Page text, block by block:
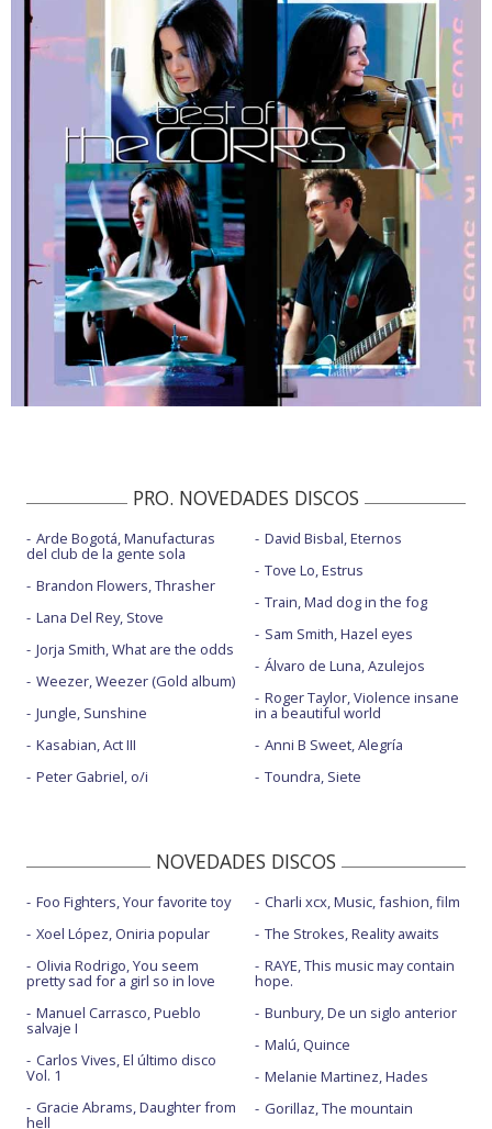
PRO. NOVEDADES DISCOS
Arde Bogotá, Manufacturas
del club de la gente sola
Brandon Flowers, Thrasher
Lana Del Rey, Stove
Jorja Smith, What are the odds
Weezer, Weezer (Gold album)
Jungle, Sunshine
Kasabian, Act III
Peter Gabriel, o/i
David Bisbal, Eternos
Tove Lo, Estrus
Train, Mad dog in the fog
Sam Smith, Hazel eyes
Álvaro de Luna, Azulejos
Roger Taylor, Violence insane
in a beautiful world
Anni B Sweet, Alegría
Toundra, Siete
NOVEDADES DISCOS
Foo Fighters, Your favorite toy
Xoel López, Oniria popular
Olivia Rodrigo, You seem
pretty sad for a girl so in love
Manuel Carrasco, Pueblo
salvaje I
Carlos Vives, El último disco
Vol. 1
Gracie Abrams, Daughter from
hell
Charli xcx, Music, fashion, film
The Strokes, Reality awaits
RAYE, This music may contain
hope.
Bunbury, De un siglo anterior
Malú, Quince
Melanie Martinez, Hades
Gorillaz, The mountain